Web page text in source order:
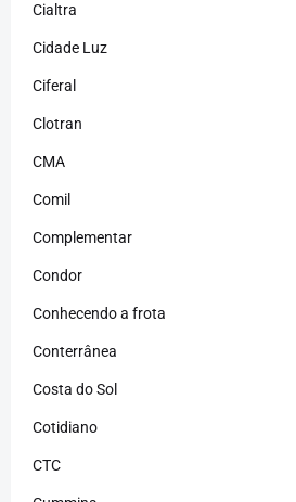
Cialtra
Cidade Luz
Ciferal
Clotran
CMA
Comil
Complementar
Condor
Conhecendo a frota
Conterrânea
Costa do Sol
Cotidiano
CTC